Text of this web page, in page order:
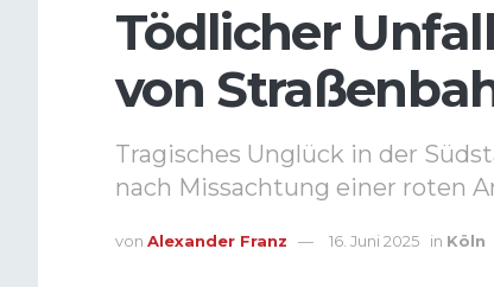
Tödlicher
von
Tragisches Unglück in der
nach Missachtung einer roten
von Alexander Franz 16. Juni 2025 in Köln